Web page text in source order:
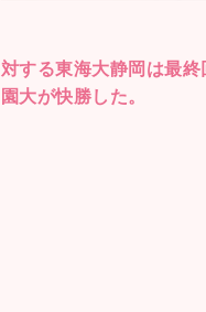
対する東海大静岡は最
園大が快勝した。